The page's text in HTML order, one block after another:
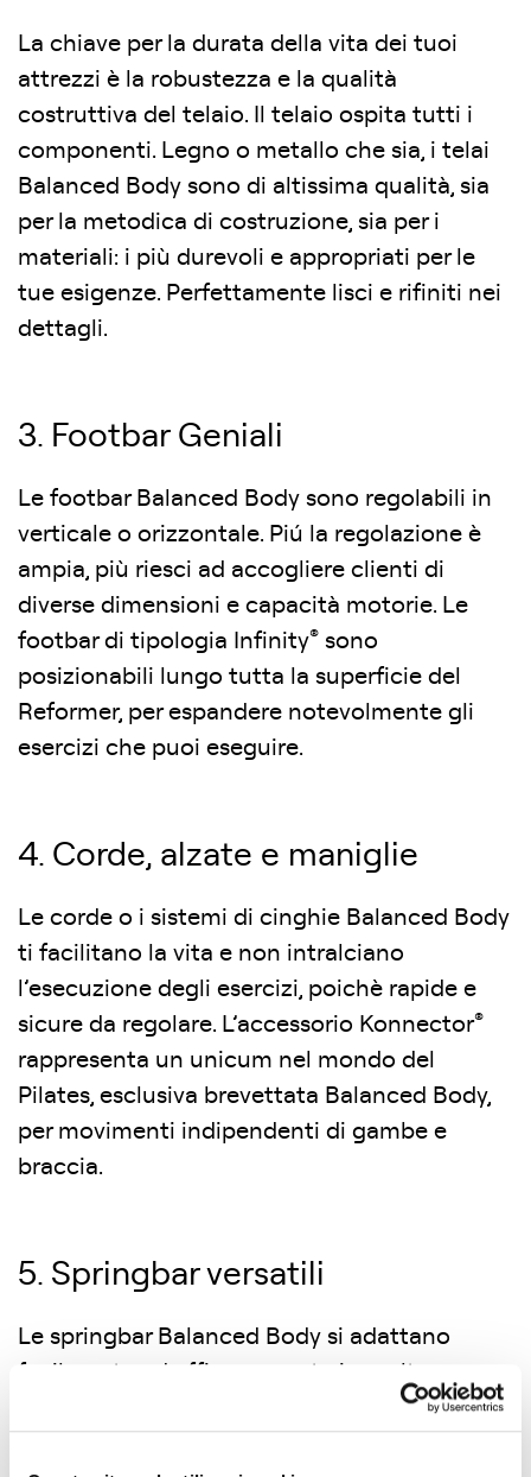
La chiave per la durata della vita dei tuoi
attrezzi è la robustezza e la qualità
costruttiva del telaio. Il telaio ospita tutti i
componenti. Legno o metallo che sia, i telai
Balanced Body sono di altissima qualità, sia
per la metodica di costruzione, sia per i
materiali: i più durevoli e appropriati per le
tue esigenze. Perfettamente lisci e rifiniti nei
dettagli.
3. Footbar Geniali
Le footbar Balanced Body sono regolabili in
verticale o orizzontale. Piú la regolazione è
ampia, più riesci ad accogliere clienti di
diverse dimensioni e capacità motorie. Le
footbar di tipologia Infinity® sono
posizionabili lungo tutta la superficie del
Reformer, per espandere notevolmente gli
esercizi che puoi eseguire.
4. Corde, alzate e maniglie
Le corde o i sistemi di cinghie Balanced Body
ti facilitano la vita e non intralciano
l’esecuzione degli esercizi, poichè rapide e
sicure da regolare. L’accessorio Konnector®
rappresenta un unicum nel mondo del
Pilates, esclusiva brevettata Balanced Body,
per movimenti indipendenti di gambe e
braccia.
5. Springbar versatili
Le springbar Balanced Body si adattano
facilmente ed efficacemente in molte
posizioni. Cosí puoi regolare in modo preciso